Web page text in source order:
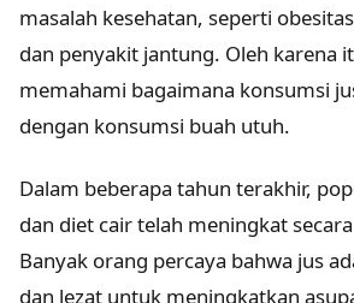
masalah kesehatan, seperti
dan penyakit jantung. Oleh karena
memahami bagaimana konsumsi
dengan konsumsi buah utuh.
Dalam beberapa tahun terakhir,
dan diet cair telah meningkat
Banyak orang percaya bahwa jus
dan lezat untuk meningkatkan